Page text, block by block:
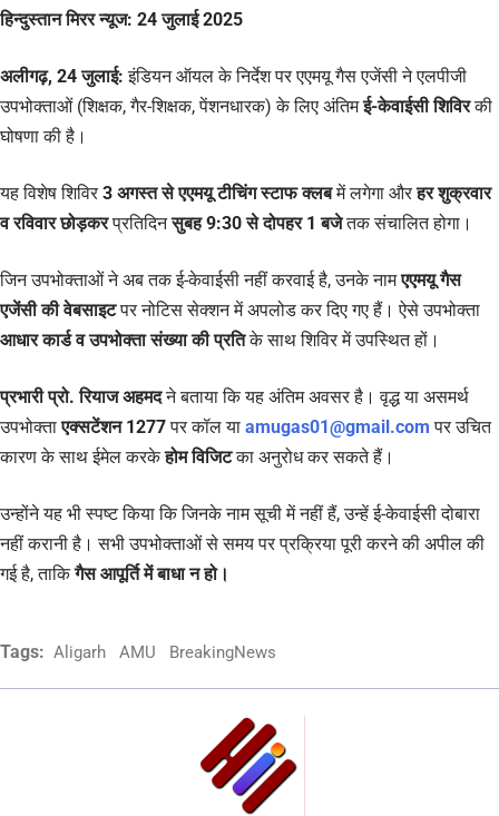
हिन्दुस्तान मिरर न्यूज: 24 जुलाई 2025
अलीगढ़, 24 जुलाई: इंडियन ऑयल के निर्देश पर एएमयू गैस एजेंसी ने एलपीजी
उपभोक्ताओं (शिक्षक, गैर-शिक्षक, पेंशनधारक) के लिए अंतिमई-केवाईसी शिविरकी
घोषणा की है।
यह विशेष शिविर 3 अगस्त से एएमयू टीचिंग स्टाफ क्लबमें लगेगा औरहर शुक्रवार
व रविवार छोड़करप्रतिदिनसुबह 9:30 से दोपहर 1 बजेतक संचालित होगा।
जिन उपभोक्ताओं ने अब तक ई-केवाईसी नहीं करवाई है, उनके नामएएमयू गैस
एजेंसी की वेबसाइटपर नोटिस सेक्शन में अपलोड कर दिए गए हैं। ऐसे उपभोक्ता
आधार कार्ड व उपभोक्ता संख्या की प्रतिके साथ शिविर में उपस्थित हों।
प्रभारी प्रो. रियाज अहमदने बताया कि यह अंतिम अवसर है। वृद्ध या असमर्थ
उपभोक्ताएक्सटेंशन 1277पर कॉल या amugas01@gmail.com पर उचित
कारण के साथ ईमेल करकेहोम विजिटका अनुरोध कर सकते हैं।
उन्होंने यह भी स्पष्ट किया कि जिनके नाम सूची में नहीं हैं, उन्हें ई-केवाईसी दोबारा
नहीं करानी है। सभी उपभोक्ताओं से समय पर प्रक्रिया पूरी करने की अपील की
गई है, ताकिगैस आपूर्ति में बाधा न हो।
Tags: Aligarh AMU BreakingNews